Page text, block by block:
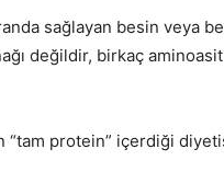
sağlayan besin veya
değildir, birkaç
“tam protein” içerdiği